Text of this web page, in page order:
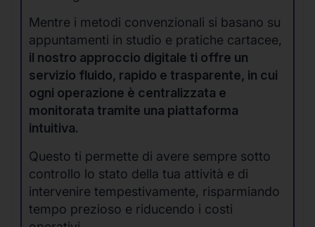
Mentre i metodi convenzionali si basano su
appuntamenti in studio e pratiche cartacee,
il nostro approccio digitale ti offre un
servizio fluido, rapido e trasparente, in cui
ogni operazione è centralizzata e
monitorata tramite una piattaforma
intuitiva.
Questo ti permette di avere sempre sotto
controllo lo stato della tua attività e di
intervenire tempestivamente, risparmiando
tempo prezioso e riducendo i costi